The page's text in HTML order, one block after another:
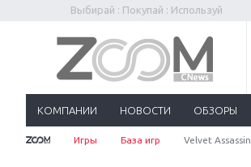
Выбирай : Покупай : Используй
КОМПАНИИ НОВОСТИ ОБЗОРЫ
Игры База игр Velvet Assassin